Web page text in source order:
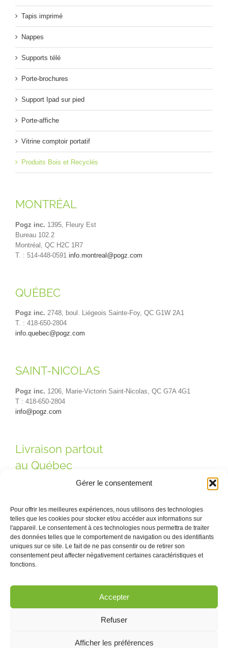
Gérer le consentement
Pour offrir les meilleures expériences, nous utilisons des technologies
telles que les cookies pour stocker et/ou accéder aux informations sur
l'appareil. Le consentement à ces technologies nous permettra de traiter
des données telles que le comportement de navigation ou des identifiants
uniques sur ce site. Le fait de ne pas consentir ou de retirer son
consentement peut affecter négativement certaines caractéristiques et
fonctions.
Accepter
Refuser
Afficher les préférences
Tapis imprimé
Nappes
Supports télé
Porte-brochures
Support Ipad sur pied
Porte-affiche
Vitrine comptoir portatif
Produits Bois et Recyclés
MONTRÉAL
Pogz inc. 1395, Fleury Est
Bureau 102.2
Montréal, QC H2C 1R7
T. : 514-448-0591 info.montreal@pogz.com
QUÉBEC
Pogz inc. 2748, boul. Liégeois Sainte-Foy, QC G1W 2A1
T. : 418-650-2804
info.quebec@pogz.com
SAINT-NICOLAS
Pogz inc. 1206, Marie-Victorin Saint-Nicolas, QC G7A 4G1
T : 418-650-2804
info@pogz.com
Livraison partout
au Québec
Contactez-nous ! · Québec, Montréal, Saint-Nicolas ·